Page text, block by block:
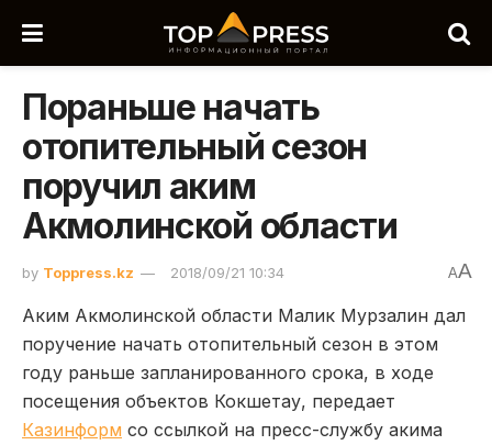
Пораньше начать
отопительный сезон
поручил аким
Акмолинской области
by Toppress.kz 2018/09/21 10:34 AA
Аким Акмолинской области Малик Мурзалин дал
поручение начать отопительный сезон в этом
году раньше запланированного срока, в ходе
посещения объектов Кокшетау, передает
Казинформ со ссылкой на пресс-службу акима